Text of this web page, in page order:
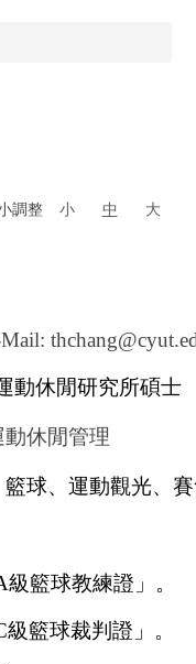
調整 小 中 大
動休閒研究所碩士
休閒管理
球、運動觀光、
級籃球教練證」。
級籃球裁判證」。